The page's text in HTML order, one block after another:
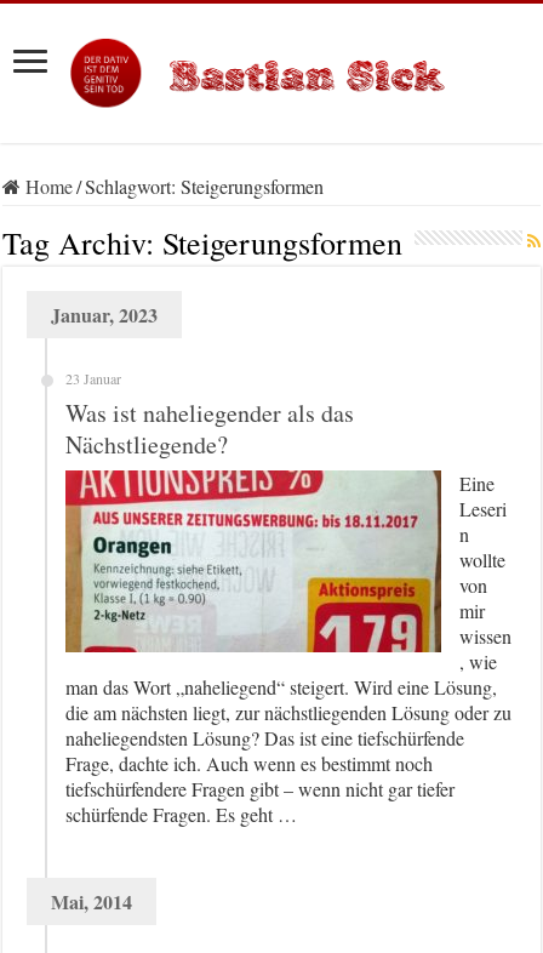
Home/Schlagwort:Steigerungsformen
Tag Archiv: Steigerungsformen
Januar, 2023
23 Januar
Was ist naheliegender als das
Nächstliegende?
Eine
Leseri
n
wollte
von
mir
wissen
, wie
man das Wort „naheliegend“ steigert. Wird eine Lösung,
die am nächsten liegt, zur nächstliegenden Lösung oder zu
naheliegendsten Lösung? Das ist eine tiefschürfende
Frage, dachte ich. Auch wenn es bestimmt noch
tiefschürfendere Fragen gibt – wenn nicht gar tiefer
schürfende Fragen. Es geht …
Mai, 2014